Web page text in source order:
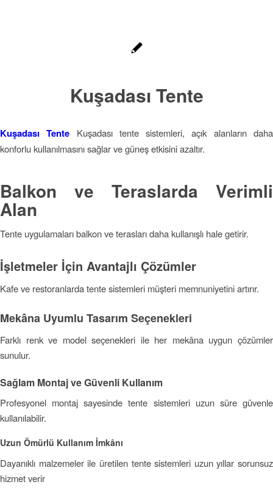
Kuşadası Tente
Kuşadası Tente
Kuşadası tente sistemleri, açık alanların daha
konforlu kullanılmasını sağlar ve güneş etkisini azaltır.
Balkon ve Teraslarda Verimli
Alan
Tente uygulamaları balkon ve terasları daha kullanışlı hale getirir.
İşletmeler İçin Avantajlı Çözümler
Kafe ve restoranlarda tente sistemleri müşteri memnuniyetini artırır.
Mekâna Uyumlu Tasarım Seçenekleri
Farklı renk ve model seçenekleri ile her mekâna uygun çözümler
sunulur.
Sağlam Montaj ve Güvenli Kullanım
Profesyonel montaj sayesinde tente sistemleri uzun süre güvenle
kullanılabilir.
Uzun Ömürlü Kullanım İmkânı
Dayanıklı malzemeler ile üretilen tente sistemleri uzun yıllar sorunsuz
hizmet verir